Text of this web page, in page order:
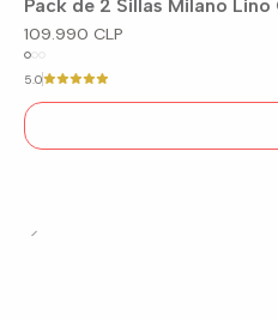
Pack de 2 Sillas Milano Lino
109.990 CLP
5.0